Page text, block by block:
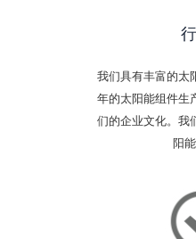
我们具有丰富的太
年的太阳能组件生
们的企业文化。我
阳